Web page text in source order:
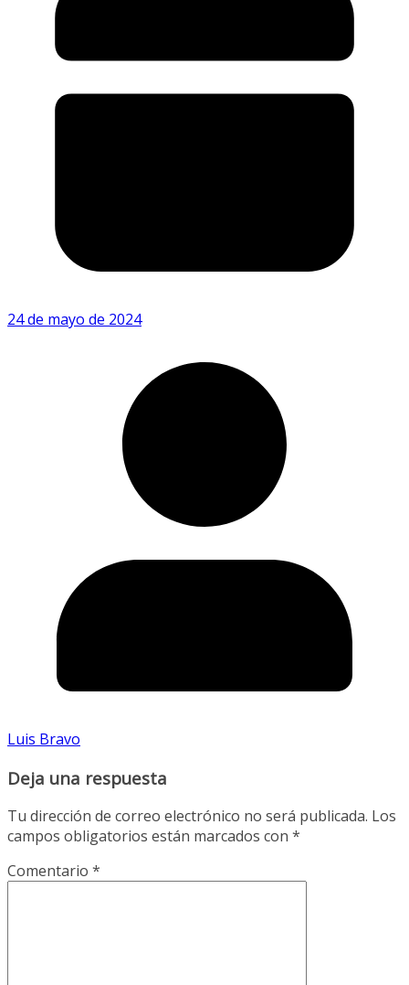
24 de mayo de 2024
Luis Bravo
Deja una respuesta
Tu dirección de correo electrónico no será publicada. Los
campos obligatorios están marcados con *
Comentario *